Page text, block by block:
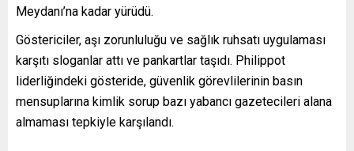
Meydanı’na kadar yürüdü.
Göstericiler, aşı zorunluluğu ve sağlık ruhsatı uygulaması
karşıtı sloganlar attı ve pankartlar taşıdı. Philippot
liderliğindeki gösteride, güvenlik görevlilerinin basın
mensuplarına kimlik sorup bazı yabancı gazetecileri alana
almaması tepkiyle karşılandı.